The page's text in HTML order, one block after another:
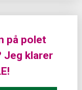
på polet
Jeg klarer